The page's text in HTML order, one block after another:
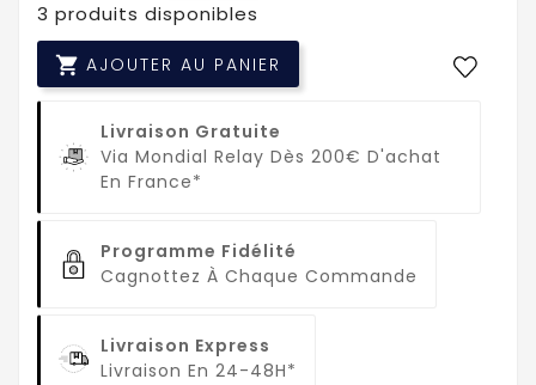
3 produits disponibles
 AJOUTER AU PANIER
Livraison Gratuite
Via Mondial Relay Dès 200€ D'achat
En France*
Programme Fidélité
Cagnottez À Chaque Commande
Livraison Express
Livraison En 24-48H*